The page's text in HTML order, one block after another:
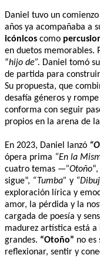
Daniel tuvo un
años ya acompañaba a
icónicos como
en duetos memorables.
“hijo de”. Daniel tomó su
de partida para
Su propuesta, que
desafía géneros y
conforma con seguir
propios en la arena de
En 2023, Daniel lanzó
ópera prima “En la
cuatro temas —”Otoño
sigue”, “Tumba” y
exploración lírica y
amor, la pérdida y la
cargada de poesía y
madurez artística está
grandes. “Otoño” no es
reflexionar, sentir y